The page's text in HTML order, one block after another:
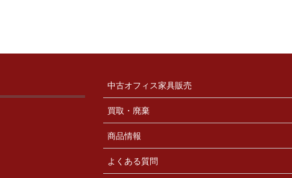
中古オフィス家具販売
買取・廃棄
商品情報
よくある質問